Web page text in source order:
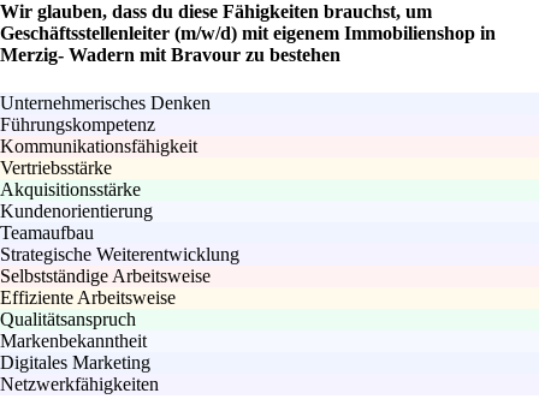
Wir glauben, dass du diese Fähigkeiten brauchst, um
Geschäftsstellenleiter (m/w/d) mit eigenem Immobilienshop in
Merzig- Wadern mit Bravour zu bestehen
Unternehmerisches Denken
Führungskompetenz
Kommunikationsfähigkeit
Vertriebsstärke
Akquisitionsstärke
Kundenorientierung
Teamaufbau
Strategische Weiterentwicklung
Selbstständige Arbeitsweise
Effiziente Arbeitsweise
Qualitätsanspruch
Markenbekanntheit
Digitales Marketing
Netzwerkfähigkeiten